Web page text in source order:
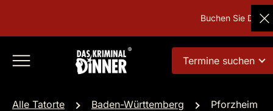
Buchen Sie
Termine suchen
Alle Tatorte Baden-Württemberg Pforzheim